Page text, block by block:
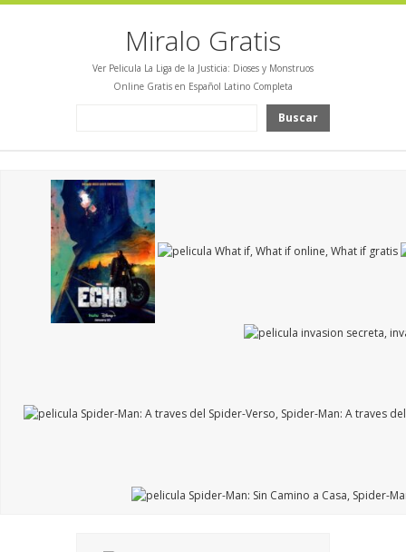
Miralo Gratis
Ver Pelicula La Liga de la Justicia: Dioses y Monstruos
Online Gratis en Español Latino Completa
Buscar